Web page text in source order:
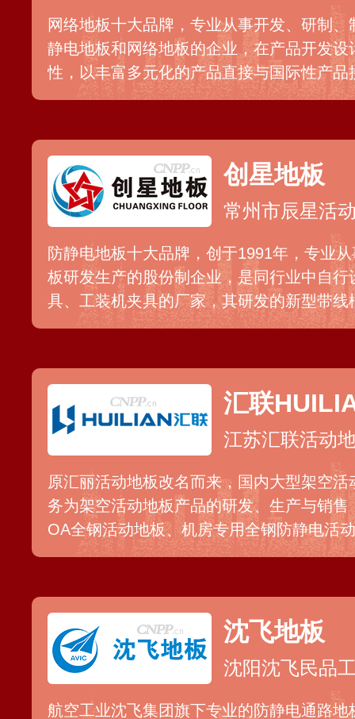
网络地板十大品牌，专业从事开发、研制
静电地板和网络地板的企业，在产品开发
性，以丰富多元化的产品直接与国际性产
楼、机房、实验室、车间等管线铺设比较
创星地板
常州市辰星活
防静电地板十大品牌，创于1991年，专业
板研发生产的股份制企业，是同行业中自
具、工装机夹具的厂家，其研发的新型带
板系列铺设较低时仍能解决网络综合布线
线路规划及配置。
汇联
江苏汇联活动
原汇丽活动地板改名而来，国内大型架空
务为架空活动地板产品的研发、生产与销
OA全钢活动地板、机房专用全钢防静电活
板、高密度复合活动地板、铝合金地板等
沈飞地板
沈阳沈飞民品
航空工业沈飞集团旗下专业的防静电通路